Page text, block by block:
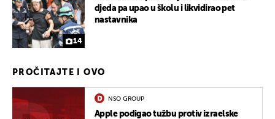
14
djeda pa upao u školu i likvidirao pet
nastavnika
PROČITAJTE I OVO
NSO GROUP
Apple podigao tužbu protiv izraelske